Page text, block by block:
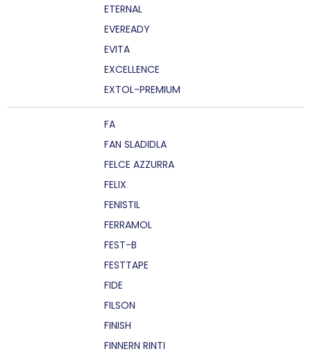
ETERNAL
EVEREADY
EVITA
EXCELLENCE
EXTOL-PREMIUM
FA
FAN SLADIDLA
FELCE AZZURRA
FELIX
FENISTIL
FERRAMOL
FEST-B
FESTTAPE
FIDE
FILSON
FINISH
FINNERN RINTI